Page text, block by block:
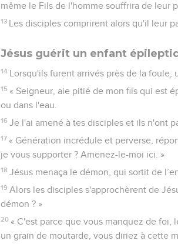
même le Fils de l'homme souffrira de leur
13 Les disciples comprirent alors qu'il leur
Jésus guérit un enfant
14 Lorsqu'ils furent arrivés près de la
15 « Seigneur, aie pitié de mon fils qui est
ou dans l'eau.
16 Je l'ai amené à tes disciples et ils n'ont
17 « Génération incrédule et perverse,
je vous supporter ? Amenez-le-moi ici. »
18 Jésus menaça le démon, qui sortit de
19 Alors les disciples s'approchèrent de
démon ? »
20 « C'est parce que vous manquez de
un grain de moutarde, vous diriez à cette